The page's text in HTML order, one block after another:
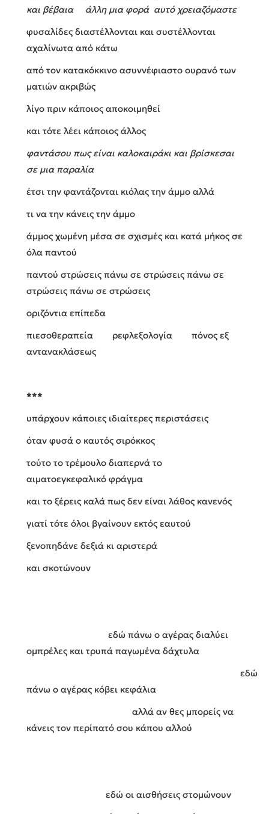
και βέβαια άλλη μια φορά αυτό χρειαζόμαστε
φυσαλίδες διαστέλλονται και συστέλλονται
αχαλίνωτα από κάτω
από τον κατακόκκινο ασυννέφιαστο ουρανό των
ματιών ακριβώς
λίγο πριν κάποιος αποκοιμηθεί
και τότε λέει κάποιος άλλος
φαντάσου πως είναι καλοκαιράκι και βρίσκεσαι
σε μια παραλία
έτσι την φαντάζονται κιόλας την άμμο αλλά
τι να την κάνεις την άμμο
άμμος χωμένη μέσα σε σχισμές και κατά μήκος σε
όλα παντού
παντού στρώσεις πάνω σε στρώσεις πάνω σε
στρώσεις πάνω σε στρώσεις
οριζόντια επίπεδα
πιεσοθεραπεία ρεφλεξολογία πόνος εξ
αντανακλάσεως
***
υπάρχουν κάποιες ιδιαίτερες περιστάσεις
όταν φυσά ο καυτός σιρόκκος
τούτο το τρέμουλο διαπερνά το
αιματοεγκεφαλικό φράγμα
και το ξέρεις καλά πως δεν είναι λάθος κανενός
γιατί τότε όλοι βγαίνουν εκτός εαυτού
ξενοπηδάνε δεξιά κι αριστερά
και σκοτώνουν
εδώ πάνω ο αγέρας διαλύει
ομπρέλες και τρυπά παγωμένα δάχτυλα
εδώ
πάνω ο αγέρας κόβει κεφάλια
αλλά αν θες μπορείς να
κάνεις τον περίπατό σου κάπου αλλού
εδώ οι αισθήσεις στομώνουν